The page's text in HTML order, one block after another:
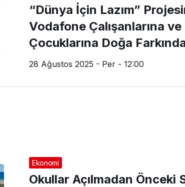
“Dünya İçin Lazım”
Vodafone Çalışanlarına ve
Çocuklarına Doğa
Eğitimi
28 Ağustos 2025 - Per - 12:00
Ekonomi
Okullar Açılmadan Önceki